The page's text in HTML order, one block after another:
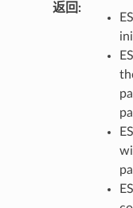
返回